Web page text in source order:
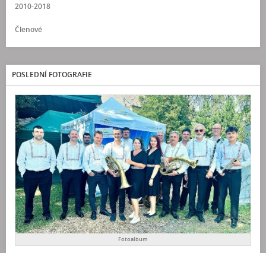
2010-2018
Členové
POSLEDNÍ FOTOGRAFIE
Fotoalbum